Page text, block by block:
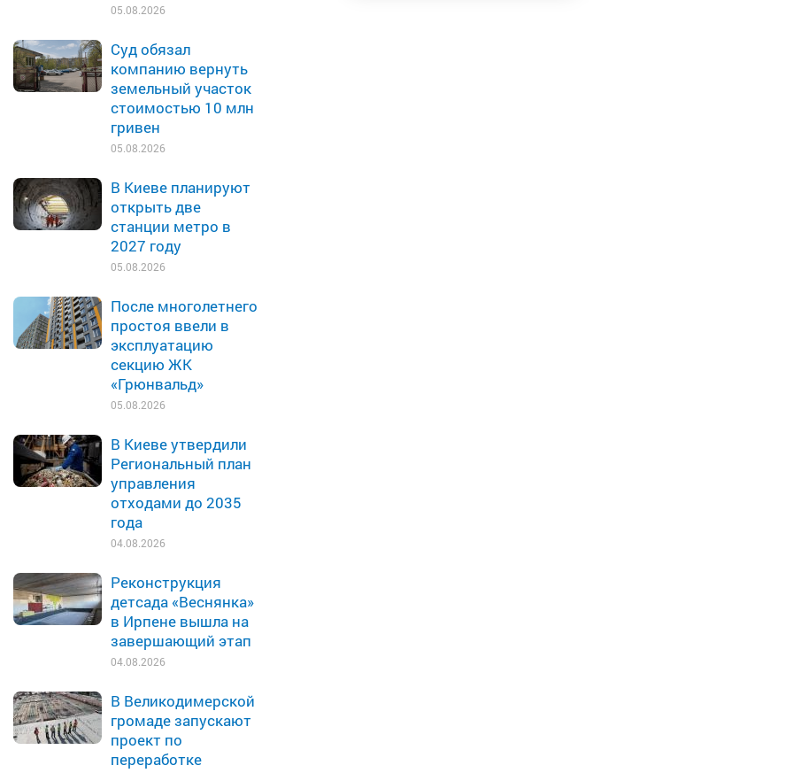
05.08.2026
Суд обязал
компанию вернуть
земельный участок
стоимостью 10 млн
гривен
05.08.2026
В Киеве планируют
открыть две
станции метро в
2027 году
05.08.2026
После многолетнего
простоя ввели в
эксплуатацию
секцию ЖК
«Грюнвальд»
05.08.2026
В Киеве утвердили
Региональный план
управления
отходами до 2035
года
04.08.2026
Реконструкция
детсада «Веснянка»
в Ирпене вышла на
завершающий этап
04.08.2026
В Великодимерской
громаде запускают
проект по
переработке